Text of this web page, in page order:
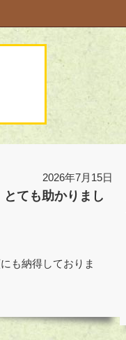
2026年7月15日
ても助かりまし
も納得しておりま